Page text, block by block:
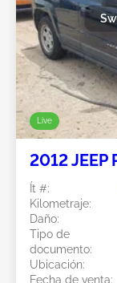
Live
2012
Ít #:
Kilometraje:
Daño:
Tipo de
documento:
Ubicación:
Fecha de venta: